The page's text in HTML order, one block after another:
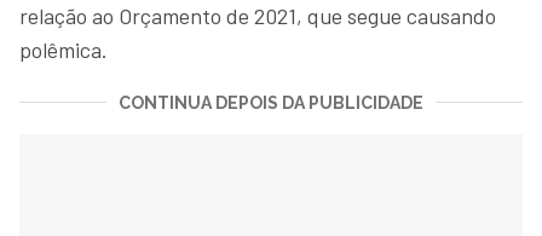
relação ao Orçamento de 2021, que segue causando
polêmica.
CONTINUA DEPOIS DA PUBLICIDADE